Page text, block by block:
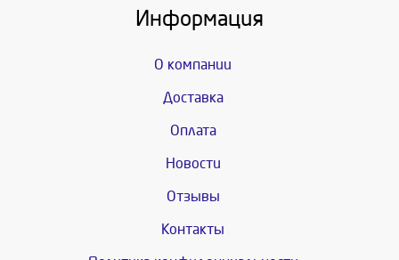
Информация
О компании
Доставка
Оплата
Новости
Отзывы
Контакты